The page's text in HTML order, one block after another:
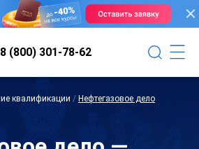
8 (800) 301-78-62
квалификации / Нефтегазовое дело